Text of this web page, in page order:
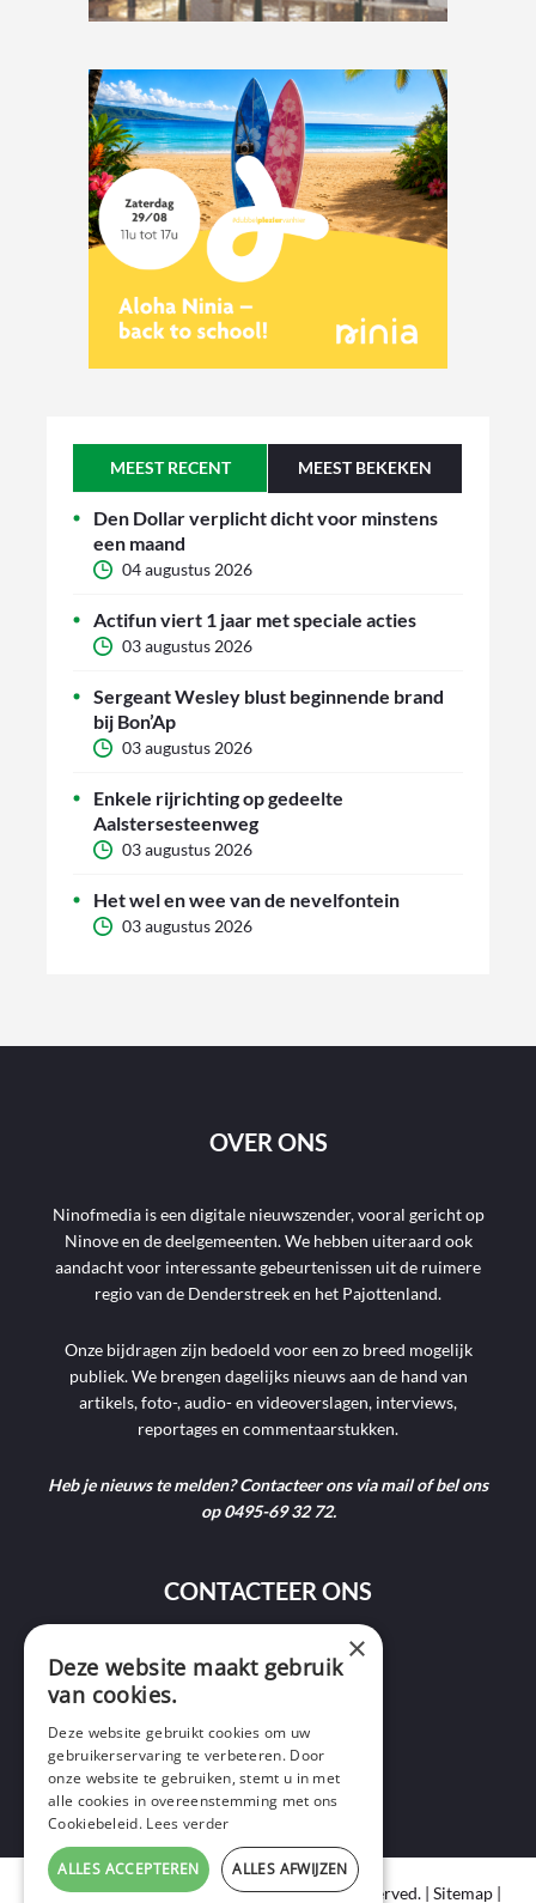
MEEST RECENT MEEST BEKEKEN
Den Dollar verplicht dicht voor minstens
een maand
04 augustus 2026
Actifun viert 1 jaar met speciale acties
03 augustus 2026
Sergeant Wesley blust beginnende brand
bij Bon’Ap
03 augustus 2026
Enkele rijrichting op gedeelte
Aalstersesteenweg
03 augustus 2026
Het wel en wee van de nevelfontein
03 augustus 2026
OVER ONS
Ninofmedia is een digitale nieuwszender, vooral gericht op
Ninove en de deelgemeenten. We hebben uiteraard ook
aandacht voor interessante gebeurtenissen uit de ruimere
regio van de Denderstreek en het Pajottenland.
Onze bijdragen zijn bedoeld voor een zo breed mogelijk
publiek. We brengen dagelijks nieuws aan de hand van
artikels, foto-, audio- en videoverslagen, interviews,
reportages en commentaarstukken.
Heb je nieuws te melden? Contacteer ons via mail of bel ons
op 0495-69 32 72.
CONTACTEER ONS
9400 Ninove
+32 495 69 32 72
Copyright © 2020 Ninof Media. All Rights Reserved. | Sitemap|
×
Deze website maakt gebruik
van cookies.
Deze website gebruikt cookies om uw
gebruikerservaring te verbeteren. Door
onze website te gebruiken, stemt u in met
alle cookies in overeenstemming met ons
Cookiebeleid. Lees verder
ALLES ACCEPTEREN ALLES AFWIJZEN